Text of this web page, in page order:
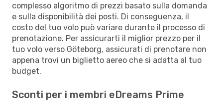
complesso algoritmo di prezzi basato sulla domanda
e sulla disponibilità dei posti. Di conseguenza, il
costo del tuo volo può variare durante il processo di
prenotazione. Per assicurarti il miglior prezzo per il
tuo volo verso Göteborg, assicurati di prenotare non
appena trovi un biglietto aereo che si adatta al tuo
budget.
Sconti per i membri eDreams Prime